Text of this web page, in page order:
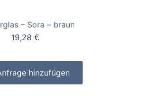
– Sora – braun
19,28€
hinzufügen